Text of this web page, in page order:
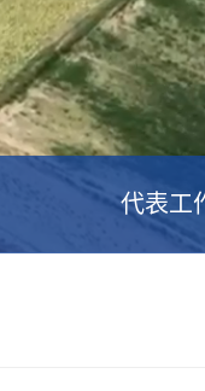
代表工